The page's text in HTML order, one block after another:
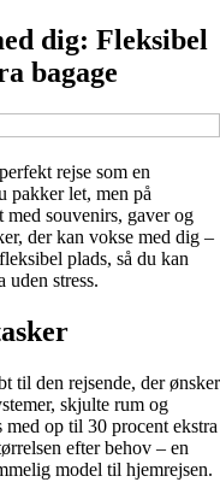
dig: Fleksibel
bagage
rejse som en
pakker let, men på
souvenirs, gaver og
der kan vokse med dig –
plads, så du kan
uden stress.
til den rejsende, der ønsker
skjulte rum og
op til 30 procent ekstra
efter behov – en
model til hjemrejsen.